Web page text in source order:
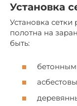
Установка
Установка
полотна на
быть: